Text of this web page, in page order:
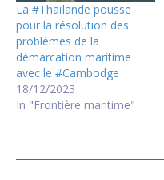
La #Thaïlande pousse
pour la résolution des
problèmes de la
démarcation maritime
avec le #Cambodge
18/12/2023
In "Frontière maritime"